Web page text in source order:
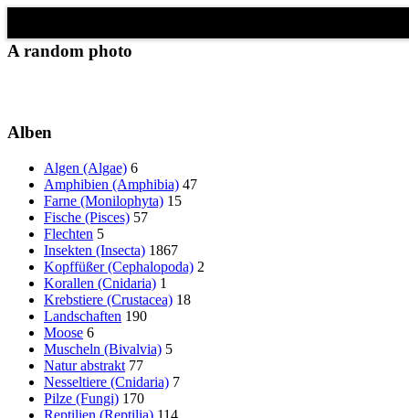
A random photo
Alben
Algen (Algae) 6
Amphibien (Amphibia) 47
Farne (Monilophyta) 15
Fische (Pisces) 57
Flechten 5
Insekten (Insecta) 1867
Kopffüßer (Cephalopoda) 2
Korallen (Cnidaria) 1
Krebstiere (Crustacea) 18
Landschaften 190
Moose 6
Muscheln (Bivalvia) 5
Natur abstrakt 77
Nesseltiere (Cnidaria) 7
Pilze (Fungi) 170
Reptilien (Reptilia) 114